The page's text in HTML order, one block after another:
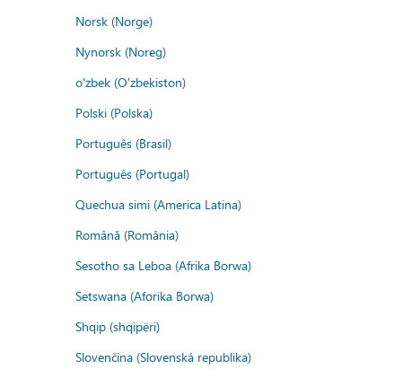
Norsk (Norge)
Nynorsk (Noreg)
o'zbek (O'zbekiston)
Polski (Polska)
Português (Brasil)
Português (Portugal)
Quechua simi (America Latina)
Română (România)
Sesotho sa Leboa (Afrika Borwa)
Setswana (Aforika Borwa)
Shqip (shqipëri)
Slovenčina (Slovenská republika)